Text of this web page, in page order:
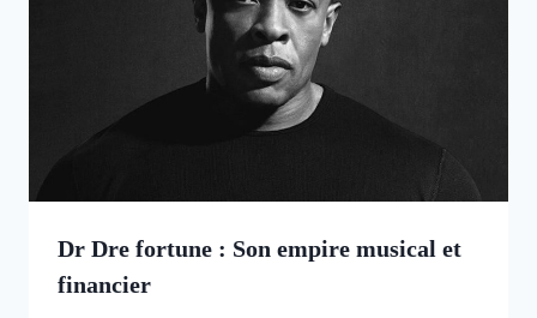
Dr Dre fortune : Son empire musical et
financier